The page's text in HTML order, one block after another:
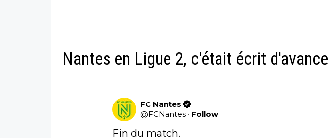
Nantes en Ligue 2, c'était écrit d'avance
FC Nantes
@FCNantes · Follow
Fin du match.